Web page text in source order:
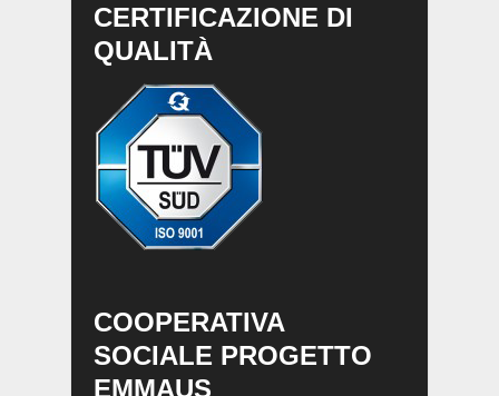
CERTIFICAZIONE DI
QUALITÀ
COOPERATIVA
SOCIALE PROGETTO
EMMAUS